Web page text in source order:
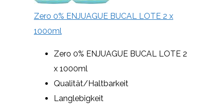
Zero 0% ENJUAGUE BUCAL LOTE 2 x
1000ml
Zero 0% ENJUAGUE BUCAL LOTE 2
x 1000ml
Qualität/Haltbarkeit
Langlebigkeit